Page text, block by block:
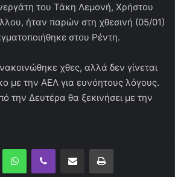
του Τάκη Λεμονή, Χρήστου
ήταν παρών στη χθεσινή (05/01)
στου Ρέντη.
χθες, αλλά δεν γίνεται
με την ΑΕΛ για ευνόητους λόγους.
την Δευτέρα θα ξεκινήσει με την
WhatsAppViber Κοινοποίηση μέσω ηλεκτρονικού ταχυδρομείουΕκτύπωση